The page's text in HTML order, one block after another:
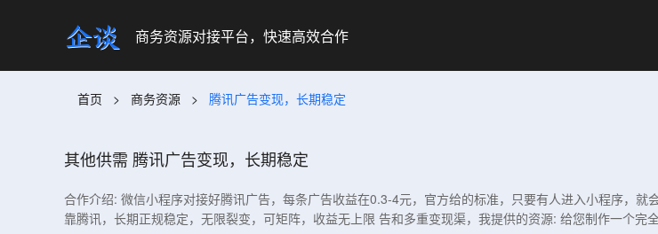
商务资源对接平台，快速高效合作
首页 > 商务资源 > 腾讯广告变现，长期稳定
其他供需 腾讯广告变现，长期稳定
合作介绍: 微信小程序对接好腾讯广告，每条广告收益在0.3-4元，官方给的标准，只要有人进入小程序，
靠腾讯，长期正规稳定，无限裂变，可矩阵，收益无上限 告和多重变现渠，我提供的资源: 给您制作一个